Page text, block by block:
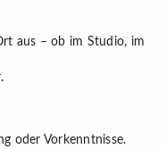
aus – ob im Studio, im
oder Vorkenntnisse.